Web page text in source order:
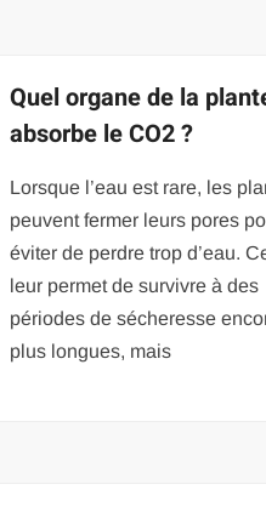
Quel organe de la
absorbe le CO2 ?
Lorsque l’eau est rare, les
peuvent fermer leurs pores
éviter de perdre trop d’eau.
leur permet de survivre à des
périodes de sécheresse
plus longues, mais